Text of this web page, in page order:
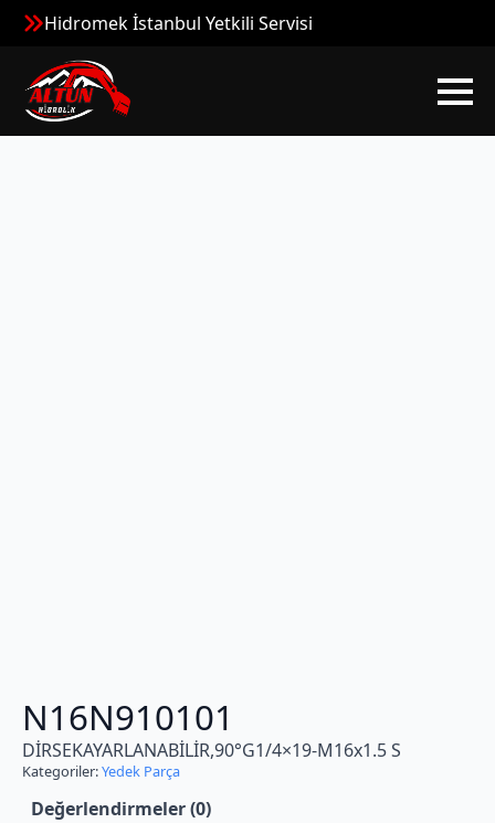
Hidromek İstanbul Yetkili Servisi
N16N910101
DİRSEKAYARLANABİLİR,90°G1/4×19-M16x1.5 S
Kategoriler:Yedek Parça
Değerlendirmeler (0)